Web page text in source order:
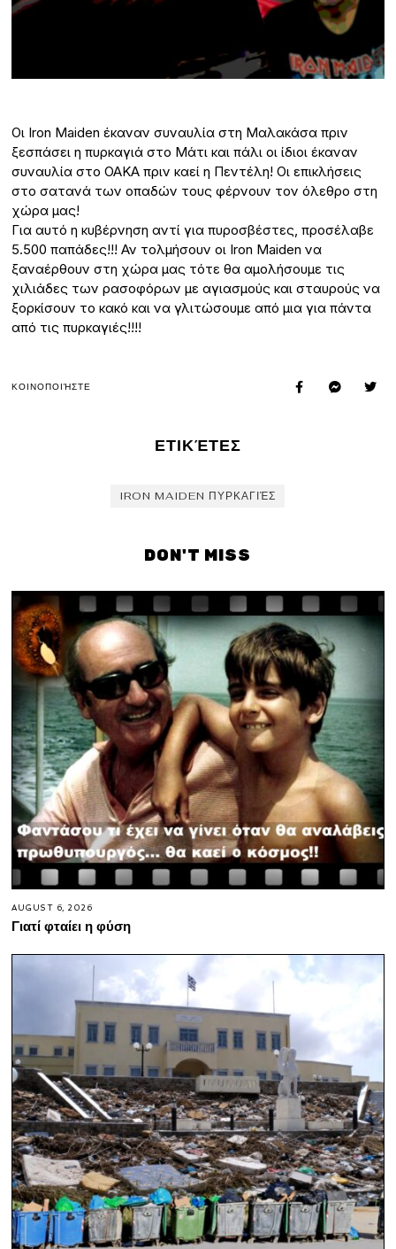
Οι Iron Maiden έκαναν συναυλία στη Μαλακάσα πριν
ξεσπάσει η πυρκαγιά στο Μάτι και πάλι οι ίδιοι έκαναν
συναυλία στο ΟΑΚΑ πριν καεί η Πεντέλη! Οι επικλήσεις
στο σατανά των οπαδών τους φέρνουν τον όλεθρο στη
χώρα μας!
Για αυτό η κυβέρνηση αντί για πυροσβέστες, προσέλαβε
5.500 παπάδες!!! Αν τολμήσουν οι Iron Maiden να
ξαναέρθουν στη χώρα μας τότε θα αμολήσουμε τις
χιλιάδες των ρασοφόρων με αγιασμούς και σταυρούς να
ξορκίσουν το κακό και να γλιτώσουμε από μια για πάντα
από τις πυρκαγιές!!!!
ΚΟΙΝΟΠΟΙΉΣΤΕ
ΕΤΙΚΈΤΕΣ
IRON MAIDEN ΠΥΡΚΑΓΙΈΣ
DON'T MISS
AUGUST 6, 2026
Γιατί φταίει η φύση